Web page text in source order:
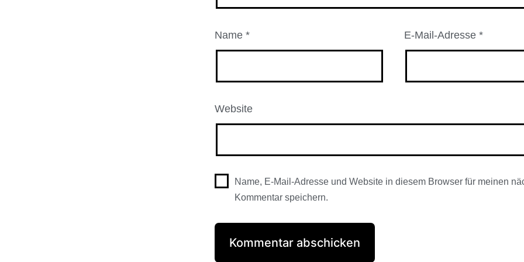
Name * E-Mail-Adresse *
Website
Name, E-Mail-Adresse und Website in diesem Browser für meinen
Kommentar speichern.